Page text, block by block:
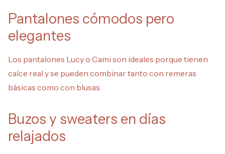
Pantalones cómodos pero
elegantes
Los pantalones Lucy o Cami son ideales porque tienen
calce real y se pueden combinar tanto con remeras
básicas como con blusas.
Buzos y sweaters en días
relajados